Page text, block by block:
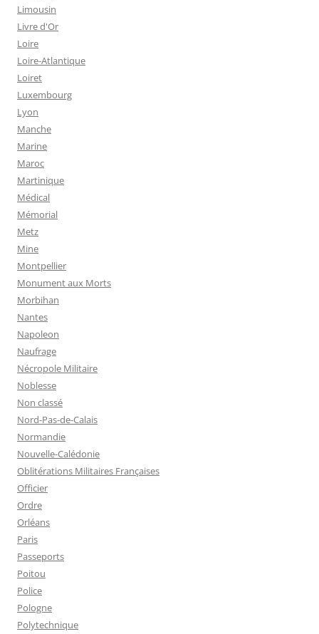
Limousin
Livre d'Or
Loire
Loire-Atlantique
Loiret
Luxembourg
Lyon
Manche
Marine
Maroc
Martinique
Médical
Mémorial
Metz
Mine
Montpellier
Monument aux Morts
Morbihan
Nantes
Napoleon
Naufrage
Nécropole Militaire
Noblesse
Non classé
Nord-Pas-de-Calais
Normandie
Nouvelle-Calédonie
Oblitérations Militaires Françaises
Officier
Ordre
Orléans
Paris
Passeports
Poitou
Police
Pologne
Polytechnique